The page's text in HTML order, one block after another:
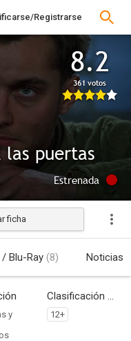
Registrarse
8.2
361 votos
las puertas
Estrenada
ficha
/ Blu-Ray (8) Noticias
y
Clasificación por edades
12+